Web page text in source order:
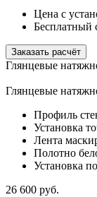
Цена с
Бесплатный
Заказать расчёт
Глянцевые
Глянцевые
Профиль
Установка
Лента
Полотно
Установка
26 600 руб.